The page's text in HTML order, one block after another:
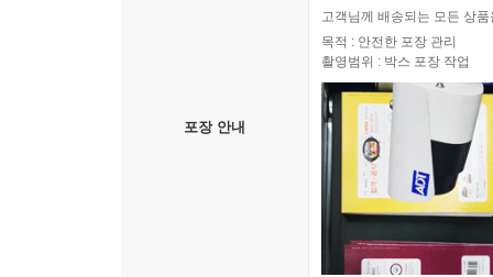
포장 안내
고객님께 배송되는 모든 상
목적 : 안전한 포장 관리
촬영범위 : 박스 포장 작업